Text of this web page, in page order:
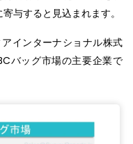
与すると見込まれます。
インターナショナル株式
バッグ市場の主要企業で